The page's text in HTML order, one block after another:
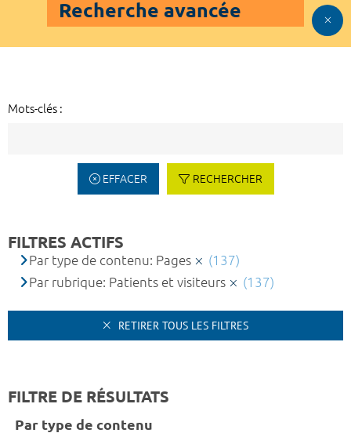
Recherche avancée
Mots-clés :
EFFACER RECHERCHER
FILTRES ACTIFS
Par type de contenu: Pages
(137)
Par rubrique: Patients et visiteurs
(137)
RETIRER TOUS LES FILTRES
FILTRE DE RÉSULTATS
Par type de contenu